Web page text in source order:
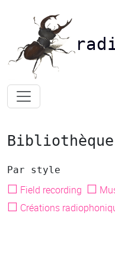
Par style
☐ Field recording ☐
☐ Créations